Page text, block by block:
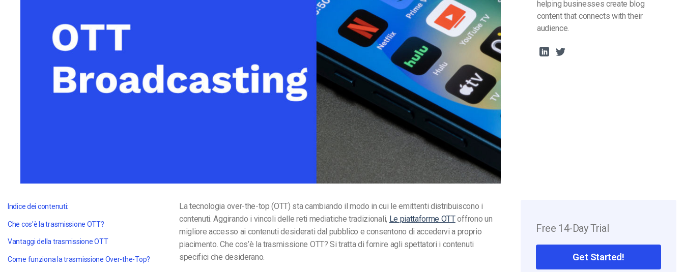
Monetizzazione Video
helping businesses create blog
content that connects with their
audience.
Indice dei contenuti:
Che cos'è la trasmissione OTT?
Vantaggi della trasmissione OTT
Come funziona la trasmissione Over-the-Top?
La tecnologia over-the-top (OTT) sta cambiando il modo in cui le emittenti distribuiscono i
contenuti. Aggirando i vincoli delle reti mediatiche tradizionali, Le piattaforme OTToffrono un
migliore accesso ai contenuti desiderati dal pubblico e consentono di accedervi a proprio
piacimento.Che cos’è la trasmissione OTT? Si tratta di fornire agli spettatori i contenuti
specifici che desiderano.
Free 14-Day Trial
Get Started!